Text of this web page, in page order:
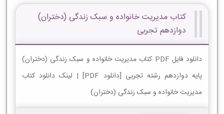
کتاب مدیریت خانواده و سبک زندگی (دختران)
دوازدهم تجربی
دانلود فایل PDF کتاب مدیریت خانواده و سبک زندگی (دختران)
پایه دوازدهم رشته تجربی [دانلود PDF] | لینک دانلود کتاب
مدیریت خانواده و سبک زندگی (دختران)